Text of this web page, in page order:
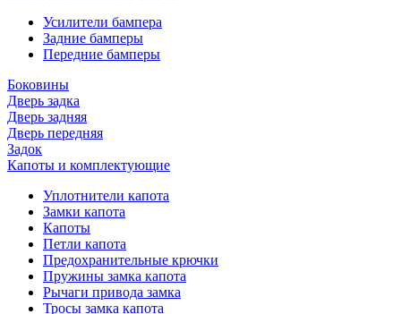
Усилители бампера
Задние бамперы
Передние бамперы
Боковины
Дверь задка
Дверь задняя
Дверь передняя
Задок
Капоты и комплектующие
Уплотнители капота
Замки капота
Капоты
Петли капота
Предохранительные крючки
Пружины замка капота
Рычаги привода замка
Тросы замка капота